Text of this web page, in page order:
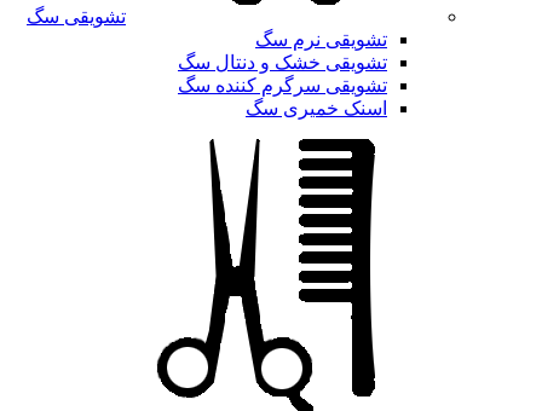
تشویقی سگ
تشویقی نرم سگ
تشویقی خشک و دنتال سگ
تشویقی سرگرم کننده سگ
اسنک خمیری سگ